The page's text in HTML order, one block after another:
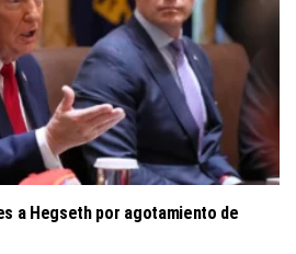
a Hegseth por agotamiento de